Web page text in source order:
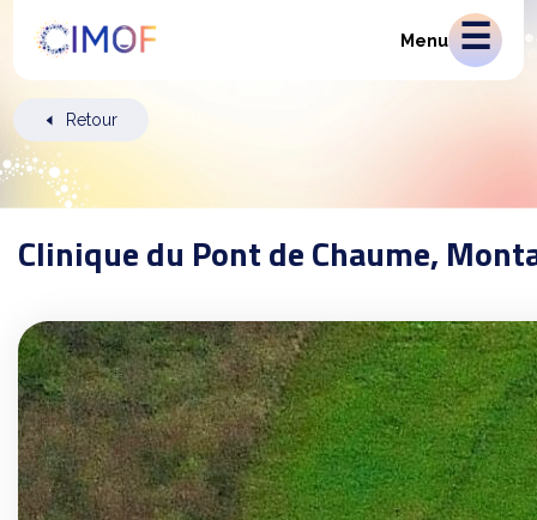
Menu
Retour
Clinique du Pont de Chaume,